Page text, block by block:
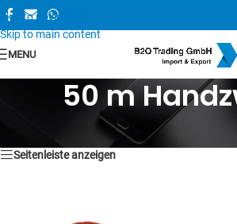
Skip to navigation
Skip to main content
MENU
50 m
Alle 12
Seitenleiste anzeigen